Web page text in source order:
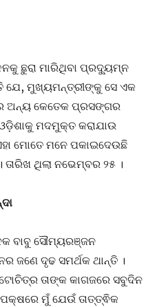
ଛୁରା ମାରିଥିବା ପ୍ରଦ୍ୟୁମ୍ନ
ଯେ, ମୁଖ୍ୟମନ୍ତ୍ରୀଙ୍କୁ ସେ ଏକ
ଅନ୍ୟ କେତେକ ପ୍ରସଙ୍ଗର
ମଦମୁକ୍ତ କରାଯାଉ
ମୋତେ ମନେ ପକାଇଦେଉଛି
ଥିଲା ନଭେମ୍ବର ୨୫ ।
ବାବୁ ସୌମ୍ୟରଞ୍ଜନ
ଜଣେ ଦୃଢ ସମର୍ଥକ ଥାନ୍ତି ।
ତାଙ୍କ କାଗଜରେ ସବୁଦିନ
ମୁଁ ଯେଉଁ ତାତ୍ତ୍ଵିକ